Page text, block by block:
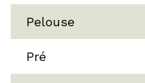
Pelouse
Pré